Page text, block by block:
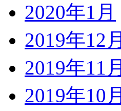
2020年1月
2019年12月
2019年11月
2019年10月